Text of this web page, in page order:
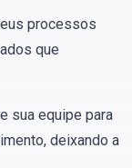
processos
que
sua equipe para
deixando a